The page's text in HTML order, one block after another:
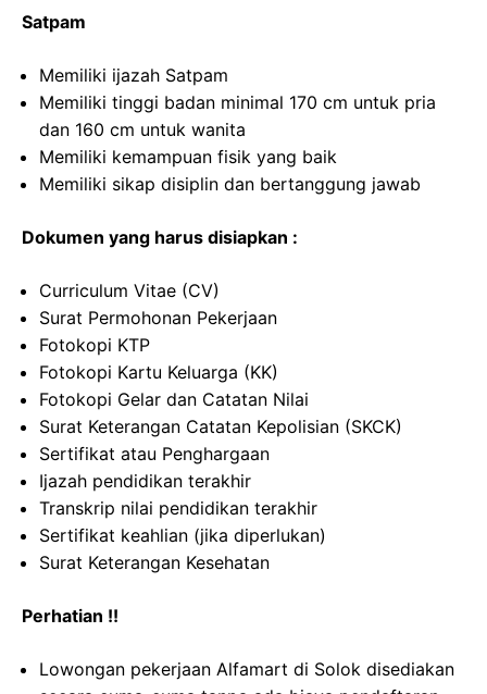
Satpam
Memiliki ijazah Satpam
Memiliki tinggi badan minimal 170 cm untuk pria
dan 160 cm untuk wanita
Memiliki kemampuan fisik yang baik
Memiliki sikap disiplin dan bertanggung jawab
Dokumen yang harus disiapkan :
Curriculum Vitae (CV)
Surat Permohonan Pekerjaan
Fotokopi KTP
Fotokopi Kartu Keluarga (KK)
Fotokopi Gelar dan Catatan Nilai
Surat Keterangan Catatan Kepolisian (SKCK)
Sertifikat atau Penghargaan
Ijazah pendidikan terakhir
Transkrip nilai pendidikan terakhir
Sertifikat keahlian (jika diperlukan)
Surat Keterangan Kesehatan
Perhatian !!
Lowongan pekerjaan Alfamart di Solok disediakan